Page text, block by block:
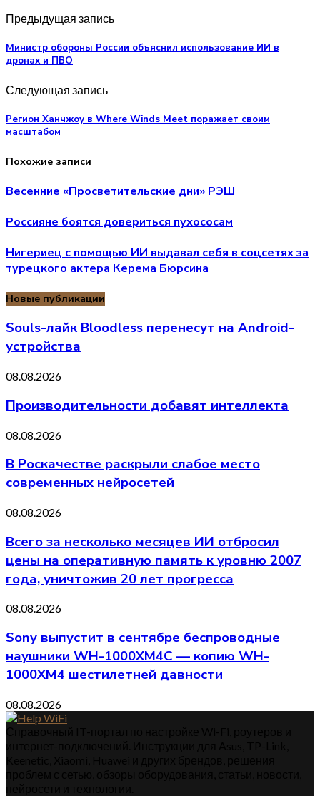
Предыдущая запись
Министр обороны России объяснил использование ИИ в
дронах и ПВО
Следующая запись
Регион Ханчжоу в Where Winds Meet поражает своим
масштабом
Похожие записи
Весенние «Просветительские дни» РЭШ
Россияне боятся довериться пухососам
Нигериец с помощью ИИ выдавал себя в соцсетях за
турецкого актера Керема Бюрсина
Новые публикации
Souls-лайк Bloodless перенесут на Android-
устройства
08.08.2026
Производительности добавят интеллекта
08.08.2026
В Роскачестве раскрыли слабое место
современных нейросетей
08.08.2026
Всего за несколько месяцев ИИ отбросил
цены на оперативную память к уровню 2007
года, уничтожив 20 лет прогресса
08.08.2026
Sony выпустит в сентябре беспроводные
наушники WH-1000XM4C — копию WH-
1000XM4 шестилетней давности
08.08.2026